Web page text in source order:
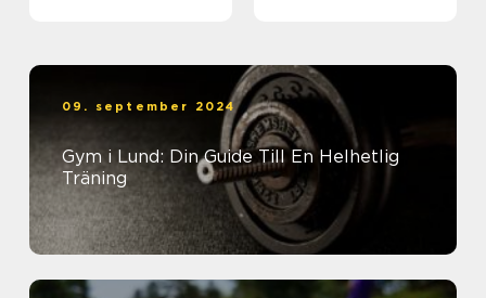
09. september 2024
Gym i Lund: Din Guide Till En Helhetlig
Träning